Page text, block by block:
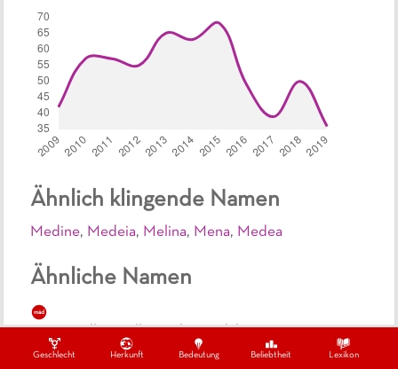
Geschlecht Herkunft Bedeutung Beliebtheit Lexikon
Ähnlich klingende Namen
Medine, Medeia, Melina, Mena, Medea
Ähnliche Namen
mäd
Dreisilbige, albanische Mädchennamen